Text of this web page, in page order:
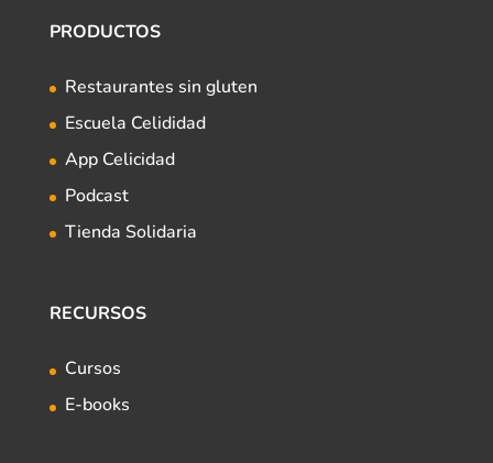
PRODUCTOS
Restaurantes sin gluten
Escuela Celididad
App Celicidad
Podcast
Tienda Solidaria
RECURSOS
Cursos
E-books